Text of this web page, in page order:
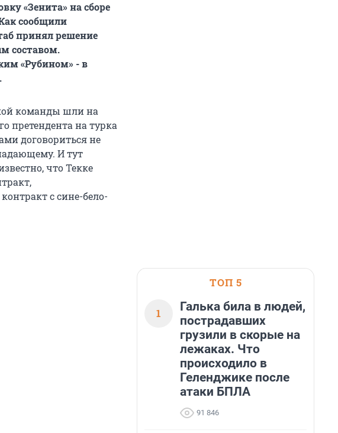
«Зенита» на сборе
сообщили
принял решение
составом.
«Рубином» - в
команды шли на
претендента на турка
договориться не
И тут
что Текке
с сине-бело-
ТОП 5
1
Галька била в людей,
пострадавших
грузили в скорые на
лежаках. Что
происходило в
Геленджике после
атаки БПЛА
91 846